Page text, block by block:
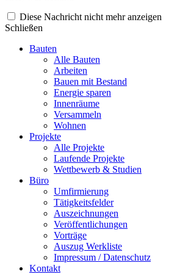
Diese Nachricht nicht mehr anzeigen
Schließen
Bauten
Alle Bauten
Arbeiten
Bauen mit Bestand
Energie sparen
Innenräume
Versammeln
Wohnen
Projekte
Alle Projekte
Laufende Projekte
Wettbewerb & Studien
Büro
Umfirmierung
Tätigkeitsfelder
Auszeichnungen
Veröffentlichungen
Vorträge
Auszug Werkliste
Impressum / Datenschutz
Kontakt